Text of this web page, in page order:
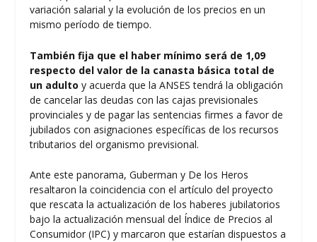
variación salarial y la evolución de los precios en un
mismo período de tiempo.
También fija que el haber mínimo será de 1,09
respecto del valor de la canasta básica total de
un adultoy acuerda que la ANSES tendrá la obligación
de cancelar las deudas con las cajas previsionales
provinciales y de pagar las sentencias firmes a favor de
jubilados con asignaciones específicas de los recursos
tributarios del organismo previsional.
Ante este panorama, Guberman y De los Heros
resaltaron la coincidencia con el artículo del proyecto
que rescata la actualización de los haberes jubilatorios
bajo la actualización mensual del Índice de Precios al
Consumidor (IPC) y marcaron que estarían dispuestos a